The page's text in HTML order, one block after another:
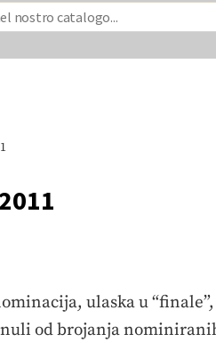
ulaska u
od brojanja